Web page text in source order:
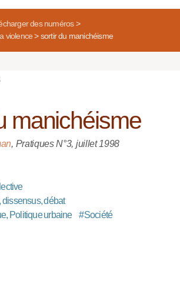
des numéros>
violence> sortir du manichéisme
manichéisme
, Pratiques N°3, juillet 1998
dissensus, débat
Politique urbaine #Société